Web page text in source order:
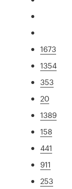
1673
1354
353
20
1389
158
441
911
253